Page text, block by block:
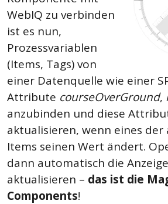
WebIQ zu verbinden
ist es nun,
Prozessvariablen
(Items, Tags) von
einer Datenquelle wie einer
Attribute courseOverGround,
anzubinden und diese
aktualisieren, wenn eines der
Items seinen Wert ändert.
dann automatisch die
aktualisieren – das ist die
Components!